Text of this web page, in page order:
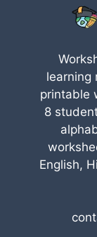
learning
printable
8
English,